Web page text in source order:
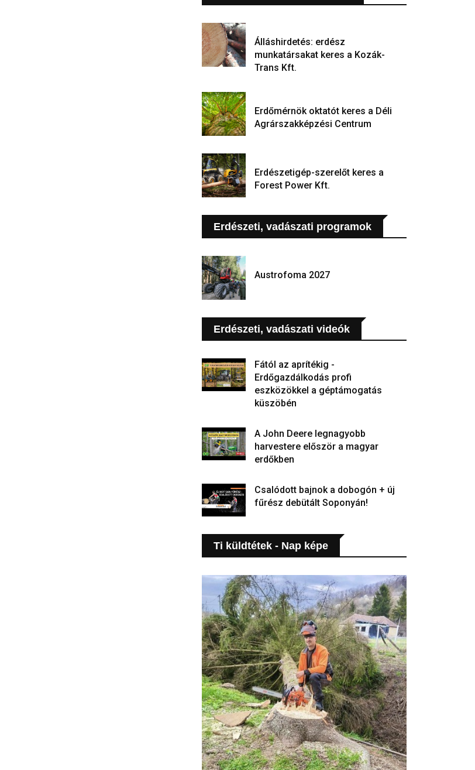
Álláshirdetés: erdész
munkatársakat keres a Kozák-
Trans Kft.
Erdőmérnök oktatót keres a Déli
Agrárszakképzési Centrum
Erdészetigép-szerelőt keres a
Forest Power Kft.
Erdészeti, vadászati programok
Austrofoma 2027
Erdészeti, vadászati videók
Fától az aprítékig -
Erdőgazdálkodás profi
eszközökkel a géptámogatás
küszöbén
A John Deere legnagyobb
harvestere először a magyar
erdőkben
Csalódott bajnok a dobogón + új
fűrész debütált Soponyán!
Ti küldtétek - Nap képe